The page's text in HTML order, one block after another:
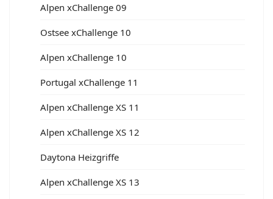
Alpen xChallenge 09
Ostsee xChallenge 10
Alpen xChallenge 10
Portugal xChallenge 11
Alpen xChallenge XS 11
Alpen xChallenge XS 12
Daytona Heizgriffe
Alpen xChallenge XS 13